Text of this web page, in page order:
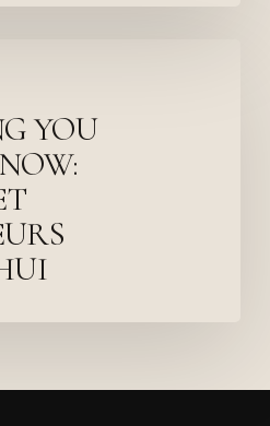
YOU